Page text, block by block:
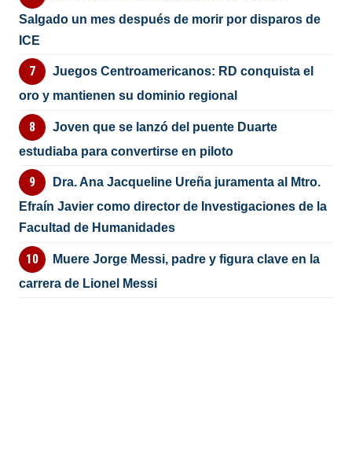
Salgado un mes después de morir por disparos de
ICE
Juegos Centroamericanos: RD conquista el
oro y mantienen su dominio regional
Joven que se lanzó del puente Duarte
estudiaba para convertirse en piloto
Dra. Ana Jacqueline Ureña juramenta al Mtro.
Efraín Javier como director de Investigaciones de la
Facultad de Humanidades
Muere Jorge Messi, padre y figura clave en la
carrera de Lionel Messi